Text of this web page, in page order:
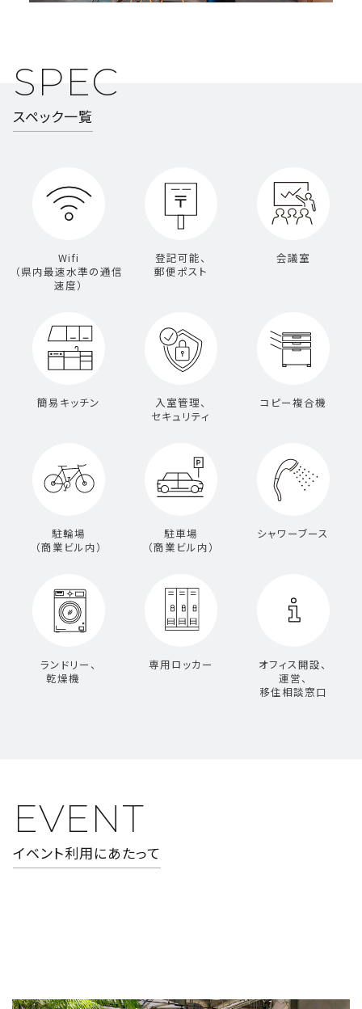
SPEC
スペック一覧
Wifi
（県内最速水準の通信
速度）
登記可能、
郵便ポスト
会議室
簡易キッチン
入室管理、
セキュリティ
コピー複合機
駐輪場
（商業ビル内）
駐車場
（商業ビル内）
シャワーブース
ランドリー、
乾燥機
専用ロッカー
オフィス開設、
運営、
移住相談窓口
EVENT
イベント利用にあたって